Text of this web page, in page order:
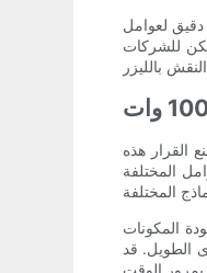
الليزر بقدرة 100 واط، من المهم إجراء تقييم دقيق لعوامل
للشركات
القرار هذه
المختلفة
وجودة المكونات
الطويل. قد